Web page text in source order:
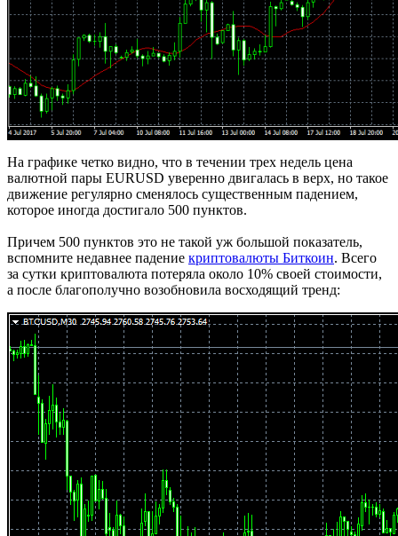
На графике четко видно, что в течении трех недель цена
валютной пары EURUSD уверенно двигалась в верх, но такое
движение регулярно сменялось существенным падением,
которое иногда достигало 500 пунктов.
Причем 500 пунктов это не такой уж большой показатель,
вспомните недавнее падение криптовалюты Биткоин. Всего
за сутки криптовалюта потеряла около 10% своей стоимости,
а после благополучно возобновила восходящий тренд: